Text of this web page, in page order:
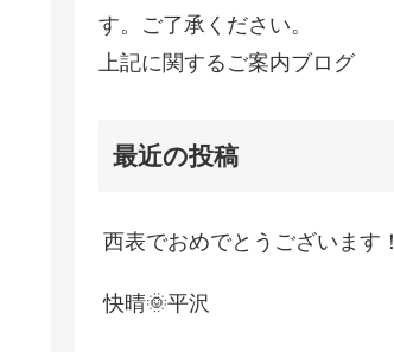
す。ご了承ください。
上記に関するご案内ブログ
最近の投稿
西表でおめでとうございます！
快晴🌞平沢